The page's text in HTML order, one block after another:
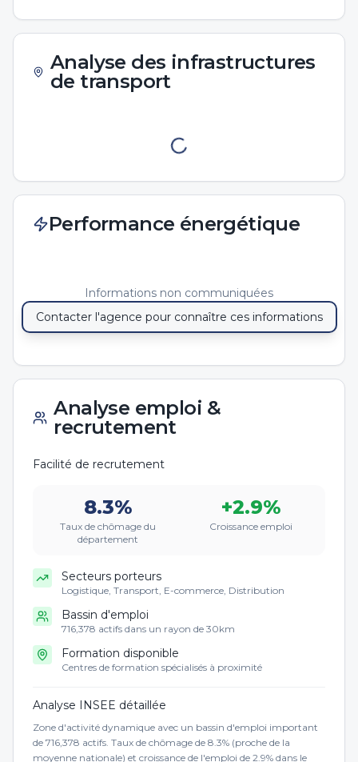
Analyse des infrastructures
de transport
Performance énergétique
Informations non communiquées
Contacter l'agence pour connaître ces informations
Analyse emploi &
recrutement
Facilité de recrutement
8.3%
Taux de chômage du
département
+2.9%
Croissance emploi
Secteurs porteurs
Logistique, Transport, E-commerce, Distribution
Bassin d'emploi
716,378 actifs dans un rayon de 30km
Formation disponible
Centres de formation spécialisés à proximité
Analyse INSEE détaillée
Zone d'activité dynamique avec un bassin d'emploi important
de 716,378 actifs. Taux de chômage de 8.3% (proche de la
moyenne nationale) et croissance de l'emploi de 2.9% dans le